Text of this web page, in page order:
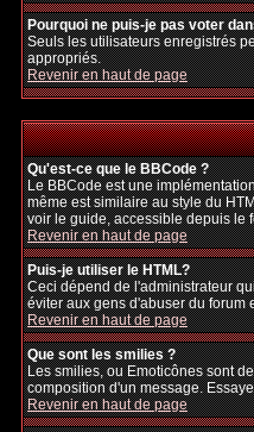
Pourquoi ne puis-je pas voter
Seuls les utilisateurs enregistrés
appropriés.
Revenir en haut de page
Qu'est-ce que le BBCode ?
Le BBCode est une
même est similaire au style du
voir le guide, accessible depuis le
Revenir en haut de page
Puis-je utiliser le HTML?
Ceci dépend de l'administrateur
éviter aux gens d'abuser du forum
Revenir en haut de page
Que sont les smilies ?
Les smilies, ou Emoticônes sont
composition d'un message.
Revenir en haut de page